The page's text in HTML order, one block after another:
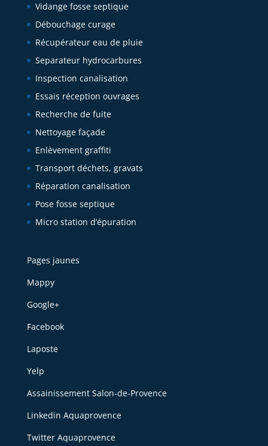
Vidange fosse septique
Débouchage curage
Récupérateur eau de pluie
Separateur hydrocarbures
Inspection canalisation
Essais réception ouvrages
Recherche de fuite
Nettoyage façade
Enlèvement graffiti
Transport déchets, gravats
Réparation canalisation
Pose fosse septique
Micro station d’épuration
Pages jaunes
Mappy
Google+
Facebook
Laposte
Yelp
Assainissement Salon-de-Provence
Linkedin Aquaprovence
Twitter Aquaprovence